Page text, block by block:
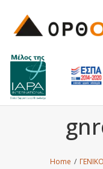
Home /